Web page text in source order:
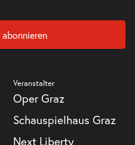
Veranstalter
Oper Graz
Schauspielhaus Graz
Next Liberty